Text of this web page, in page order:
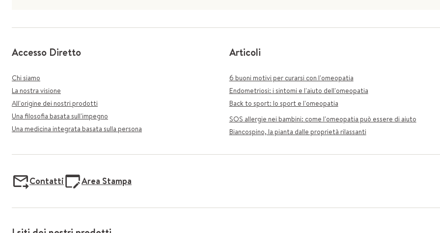
Accesso Diretto
Chi siamo
La nostra visione
All'origine dei nostri prodotti
Una filosofia basata sull'impegno
Una medicina integrata basata sulla persona
Articoli
6 buoni motivi per curarsi con l'omeopatia
Endometriosi: i sintomi e l'aiuto dell'omeopatia
Back to sport: lo sport e l'omeopatia
SOS allergie nei bambini: come l'omeopatia può essere di aiuto
Biancospino, la pianta dalle proprietà rilassanti
Contatti Area Stampa